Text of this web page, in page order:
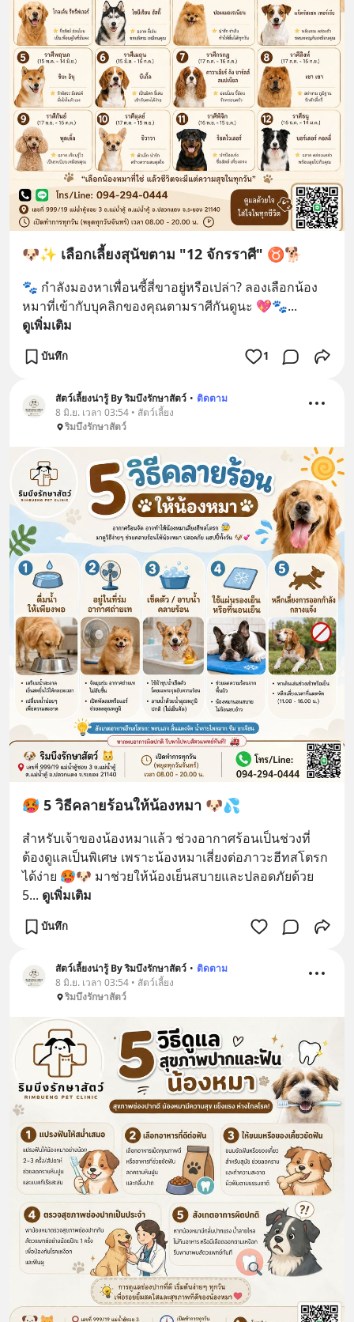
🐶✨ เลือกเลี้ยงสุนัขตาม "12 จักรราศี" ♉️🐕
🐾 กำลังมองหาเพื่อนซี้สี่ขาอยู่หรือเปล่า? ลองเลือกน้อง
หมาที่เข้ากับบุคลิกของคุณตามราศีกันดูนะ 💖🐾...
ดูเพิ่มเติม
บันทึก 1
สัตว์เลี้ยงน่ารู้ By ริมบึงรักษาสัตว์ • ติดตาม
8 มิ.ย. เวลา 03:54 • สัตว์เลี้ยง
ริมบึงรักษาสัตว์
🥵 5 วิธีคลายร้อนให้น้องหมา 🐶💦
สำหรับเจ้าของน้องหมาแล้ว ช่วงอากาศร้อนเป็นช่วงที่
ต้องดูแลเป็นพิเศษ เพราะน้องหมาเสี่ยงต่อภาวะฮีทสโตรก
ได้ง่าย 🥵🐶 มาช่วยให้น้องเย็นสบายและปลอดภัยด้วย
5... ดูเพิ่มเติม
บันทึก
สัตว์เลี้ยงน่ารู้ By ริมบึงรักษาสัตว์ • ติดตาม
8 มิ.ย. เวลา 03:54 • สัตว์เลี้ยง
ริมบึงรักษาสัตว์